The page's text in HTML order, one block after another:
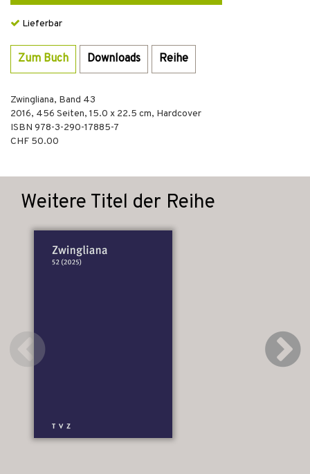
Lieferbar
Zum Buch Downloads Reihe
Zwingliana, Band 43
2016, 456 Seiten, 15.0 x 22.5 cm, Hardcover
ISBN 978-3-290-17885-7
CHF 50.00
Weitere Titel der Reihe